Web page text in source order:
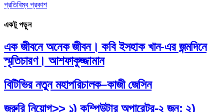
প্রতিবিম্ব প্রকাশ
একটু পড়ুন
এক জীবনে অনেক জীবন। কবি ইসহাক খান-এর জন্মদিনে
স্মৃতিচারণ। আশফাকুজ্জামান
বিটিভির নতুন মহাপরিচালক–কাজী জেসিন
জরুরি নিয়োগ>> ১) কম্পিউটার অপারেটর-২ জন; ২)